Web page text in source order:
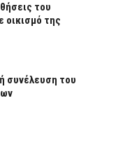
του
οικισμό της
συνέλευση του